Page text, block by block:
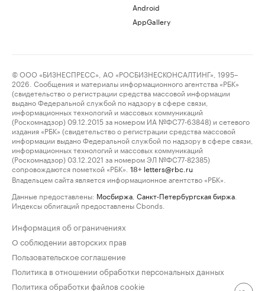
Android
AppGallery
© ООО «БИЗНЕСПРЕСС», АО «РОСБИЗНЕСКОНСАЛТИНГ», 1995–
2026. Сообщения и материалы информационного агентства «РБК»
(свидетельство о регистрации средства массовой информации
выдано Федеральной службой по надзору в сфере связи,
информационных технологий и массовых коммуникаций
(Роскомнадзор) 09.12.2015 за номером ИА №ФС77-63848) и сетевого
издания «РБК» (свидетельство о регистрации средства массовой
информации выдано Федеральной службой по надзору в сфере связи,
информационных технологий и массовых коммуникаций
(Роскомнадзор) 03.12.2021 за номером ЭЛ №ФС77-82385)
сопровождаются пометкой «РБК».
18+ letters@rbc.ru
Владельцем сайта является информационное агентство «РБК».
Данные предоставлены: Мосбиржа Санкт-Петербургская биржа
Индексы облигаций предоставлены Cbonds.
Информация об ограничениях
О соблюдении авторских прав
Пользовательское соглашение
Политика в отношении обработки персональных данных
Политика обработки файлов cookie